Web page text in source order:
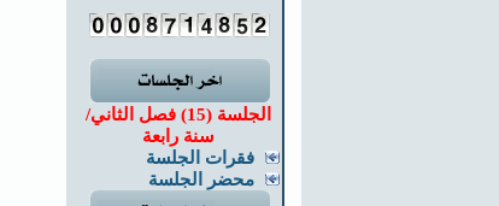
الجلسة (15) فصل الثاني/
سنة رابعة
فقرات الجلسة
محضر الجلسة